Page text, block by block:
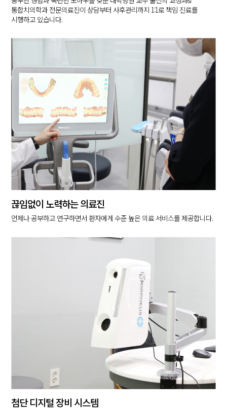
통합치의학과 전문의료진이 상담부터 사후관리까지 1:1로 책임 진료를
시행하고 있습니다.
끊임없이 노력하는 의료진
언제나 공부하고 연구하면서 환자에게 수준 높은 의료 서비스를 제공합니다.
첨단 디지털 장비 시스템